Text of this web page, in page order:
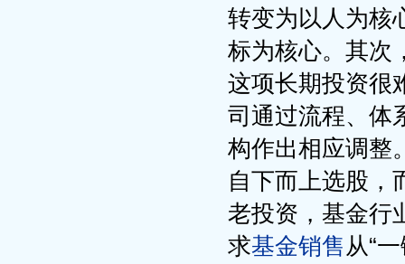
转变为以人为核
标为核心。其次
这项长期投资很
司通过流程、体
构作出相应调整
自下而上选股，
老投资，基金行
求基金销售从“